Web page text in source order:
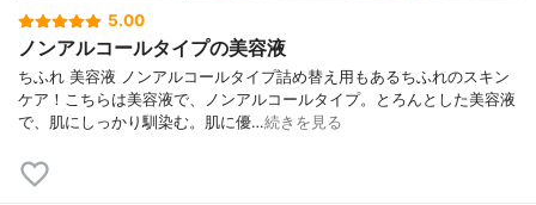
5.00
ノンアルコールタイプの美容液
ちふれ 美容液 ノンアルコールタイプ詰め替え用もあるちふれのスキン
ケア！こちらは美容液で、ノンアルコールタイプ。とろんとした美容液
で、肌にしっかり馴染む。肌に優…続きを見る